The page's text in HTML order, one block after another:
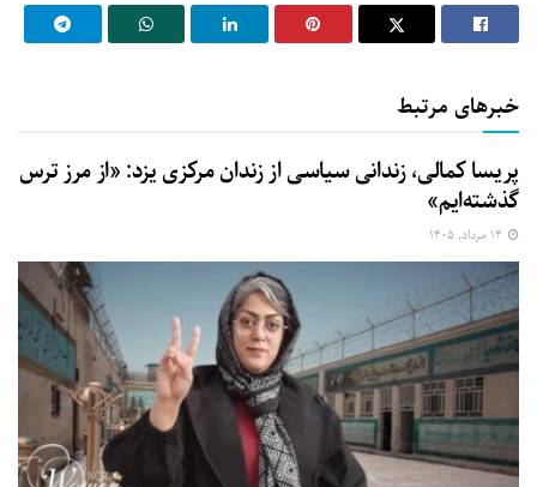
خبرهای مرتبط
پریسا کمالی، زندانی سیاسی از زندان مرکزی یزد: «از مرز ترس
گذشته‌ایم»